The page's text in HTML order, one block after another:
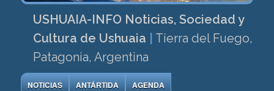
USHUAIA-INFO Noticias, Sociedad y
Cultura de Ushuaia
Tierra del Fuego,
Patagonia, Argentina
NOTICIAS ANTÁRTIDA AGENDA